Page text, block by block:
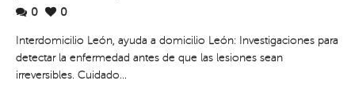
0
0
Interdomicilio León, ayuda a domicilio León: Investigaciones para
detectar la enfermedad antes de que las lesiones sean
irreversibles. Cuidado...